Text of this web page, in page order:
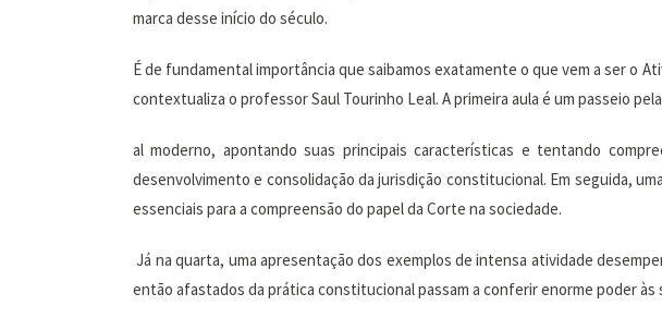
marca desse início do século.
É de fundamental importância que saibamos exatamente o que vem a ser o
contextualiza o professor Saul Tourinho Leal. A primeira aula é um passeio
al moderno, apontando suas principais características e tentando
desenvolvimento e consolidação da jurisdição constitucional. Em seguida,
essenciais para a compreensão do papel da Corte na sociedade.
Já na quarta, uma apresentação dos exemplos de intensa atividade
então afastados da prática constitucional passam a conferir enorme poder